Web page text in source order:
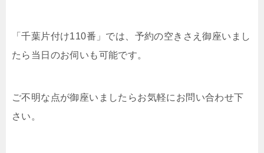
「千葉片付け110番」では、予約の空きさえ御座いまし
たら当日のお伺いも可能です。
ご不明な点が御座いましたらお気軽にお問い合わせ下
さい。